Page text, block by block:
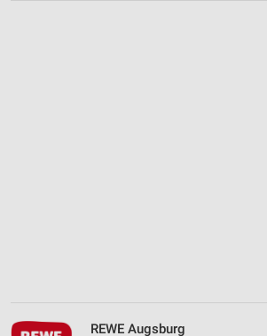
REWE Augsburg